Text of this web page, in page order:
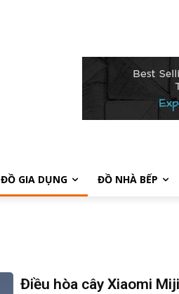
ĐỒ GIA DỤNG ĐỒ NHÀ BẾP
Điều hòa cây Xiaomi